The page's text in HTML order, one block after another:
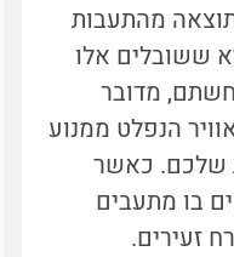
הנוצרים כתוצאה מהתעבות
ששובלים אלו
מדובר
הרלוונטיים נמצאים בפוסט הקודם שלנו בנושא [1]). אוויר הנפלט ממנוע
שלכם. כאשר
בו מתעבים
זעירים.